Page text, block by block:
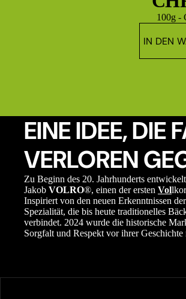
100g -
IN DEN
EINE IDEE, DIE
VERLOREN
Zu Beginn des 20. Jahrhunderts
Jakob VOLRO®, einen der ersten Vol
Inspiriert von den neuen Erkenntnissen
Spezialität, die bis heute traditionelles
verbindet. 2024 wurde die historische
Sorgfalt und Respekt vor ihrer Geschichte